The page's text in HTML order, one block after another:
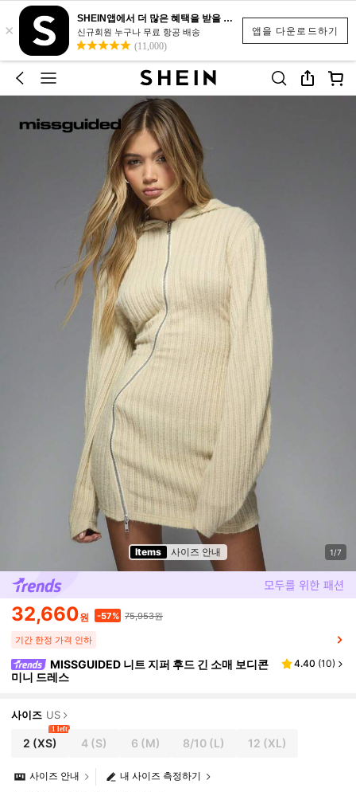
앱을 다운로드하기
×
SHEIN앱에서 더 많은 혜택을 받을 수 있어요.
신규회원 누구나 무료 항공 배송
(11,000)
Items 사이즈 안내 1/7
32,660원 -57% 75,953원
기간 한정 가격 인하
MISSGUIDED 니트 지퍼 후드 긴 소매 보디콘
미니 드레스
4.40 (10)
사이즈 US
2 (XS)
1 left
4(S) 6 (M) 8/10 (L) 12 (XL)
내 사이즈 측정하기
사이즈 안내